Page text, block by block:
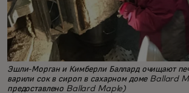
Эшли-Морган и Кимберли Баллард очищают
варили сок в сироп в сахарном доме Ballard
предоставлено Ballard Maple)